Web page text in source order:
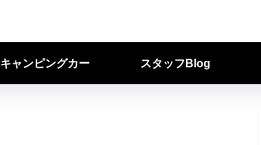
キャンピングカー スタッフBlog